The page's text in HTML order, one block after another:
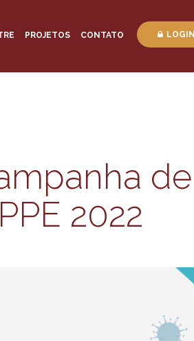
PROJETOS CONTATO LOGIN
de
2022